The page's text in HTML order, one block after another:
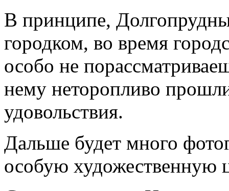
В принципе,
городком, во время
особо не
нему неторопливо
удовольствия.
Дальше будет много
особую художественную